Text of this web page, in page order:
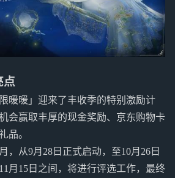
点
暖暖」迎来了丰收季的特别激励计
会赢取丰厚的现金奖励、京东购物卡
品。
，从9月28日正式启动，至10月26日
月15日之间，将进行评选工作，最终